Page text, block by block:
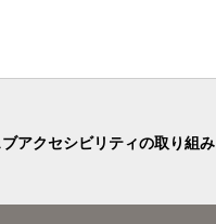
アクセシビリティの取り組み